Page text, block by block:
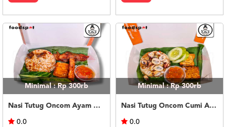
Minimal : Rp 300rb
Nasi Tutug Oncom Ayam Nyicheapin Tahu Tempe
0.0
Minimal : Rp 300rb
Nasi Tutug Oncom Cumi Asin Tahu Tempe
0.0